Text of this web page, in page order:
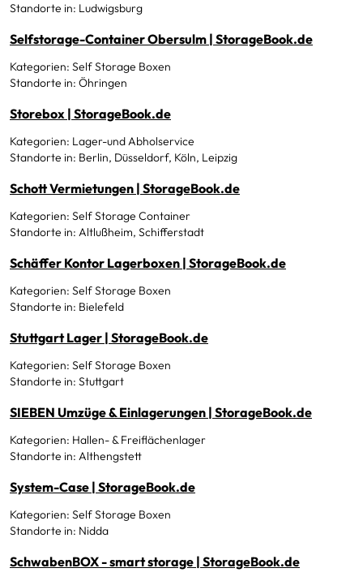
Standorte in: Ludwigsburg
Selfstorage-Container Obersulm | StorageBook.de
Kategorien: Self Storage Boxen
Standorte in: Öhringen
Storebox | StorageBook.de
Kategorien: Lager-und Abholservice
Standorte in: Berlin, Düsseldorf, Köln, Leipzig
Schott Vermietungen | StorageBook.de
Kategorien: Self Storage Container
Standorte in: Altlußheim, Schifferstadt
Schäffer Kontor Lagerboxen | StorageBook.de
Kategorien: Self Storage Boxen
Standorte in: Bielefeld
Stuttgart Lager | StorageBook.de
Kategorien: Self Storage Boxen
Standorte in: Stuttgart
SIEBEN Umzüge & Einlagerungen | StorageBook.de
Kategorien: Hallen- & Freiflächenlager
Standorte in: Althengstett
System-Case | StorageBook.de
Kategorien: Self Storage Boxen
Standorte in: Nidda
SchwabenBOX - smart storage | StorageBook.de